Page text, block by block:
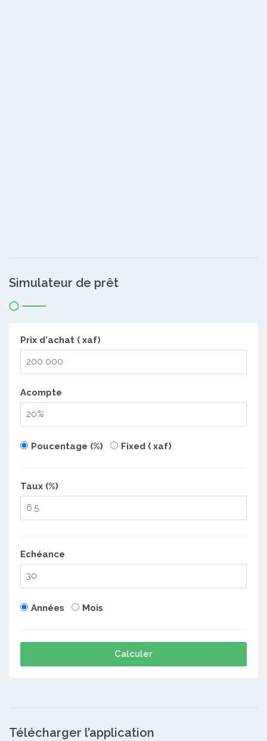
Simulateur de prêt
Prix d'achat ( xaf)
Acompte
Poucentage (%) Fixed ( xaf)
Taux (%)
Echéance
Années Mois
Calculer
Télécharger l’application